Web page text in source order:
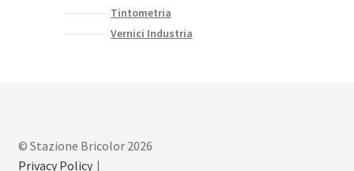
Tintometria
Vernici Industria
© Stazione Bricolor 2026
Privacy Policy